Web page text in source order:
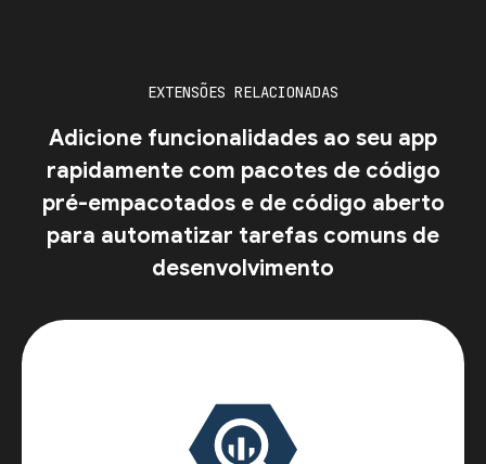
EXTENSÕES RELACIONADAS
Adicione funcionalidades ao seu app
rapidamente com pacotes de código
pré-empacotados e de código aberto
para automatizar tarefas comuns de
desenvolvimento